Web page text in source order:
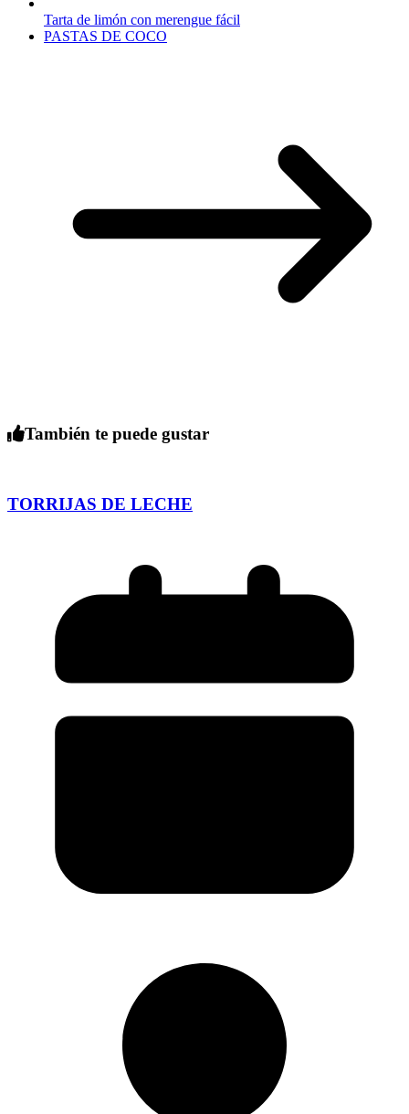
Tarta de limón con merengue fácil
PASTAS DE COCO
También te puede gustar
TORRIJAS DE LECHE